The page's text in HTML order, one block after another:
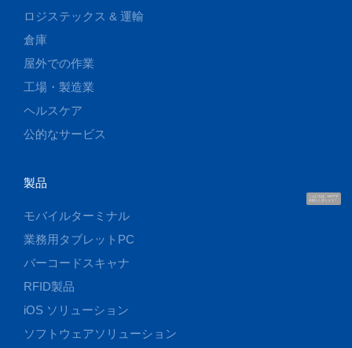
こんにちは、UUです
お話ししましょう！
ロジステックス & 運輸
倉庫
屋外での作業
工場・製造業
ヘルスケア
公的なサービス
製品
モバイルターミナル
業務用タブレットPC
バーコードスキャナ
RFID製品
iOS ソリューション
ソフトウェアソリューション